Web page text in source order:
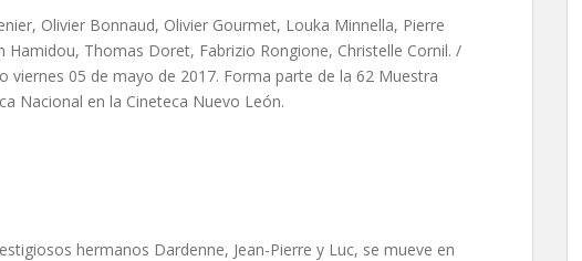
Olivier Bonnaud, Olivier Gourmet, Louka Minnella, Pierre
Hamidou, Thomas Doret, Fabrizio Rongione, Christelle Cornil. /
viernes 05 de mayo de 2017. Forma parte de la 62 Muestra
Nacional en la Cineteca Nuevo León.
hermanos Dardenne, Jean-Pierre y Luc, se mueve en